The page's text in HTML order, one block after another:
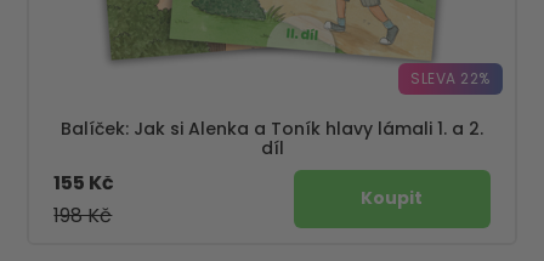
SLEVA 22%
Balíček: Jak si Alenka a Toník hlavy lámali 1. a 2.
díl
198 Kč
155 Kč